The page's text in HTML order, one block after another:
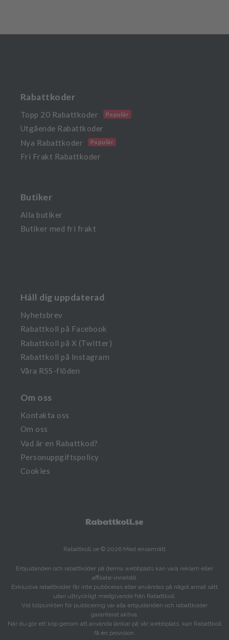
Rabattkoder
Topp 20 Rabattkoder Populär
Utgående Rabattkoder
Nya Rabattkoder
Populär
Fri Frakt Rabattkoder
Butiker
Alla butiker
Butiker med fri frakt
Håll dig uppdaterad
Nyhetsbrev
Rabattkoll på Facebook
Rabattkoll på X (Twitter)
Rabattkoll på Instagram
Våra RSS-flöden
Om oss
Kontakta oss
Om oss
Vad är en Rabattkod?
Personuppgiftspolicy
Cookies
Rabattkoll.se © 2026 Med ensamrätt
Erbjudanden och rabattkoder på denna webbplats kan vara reklam eller
affiliate-innehåll.
Exklusiva rabattkoder får inte publiceras eller användas på något annat sätt
utan uttryckligt medgivande från Rabattkoll.
Vid tidpunkten för publicering var alla erbjudanden och rabattkoder
garanterat aktiva.
När du gör ett köp genom att använda länkar på vår webbplats, kan Rabattkoll
få en provision.